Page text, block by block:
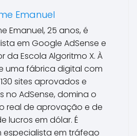
Emanuel
Emanuel, 25 anos, é
em Google AdSense e
da Escola Algoritmo X. À
uma fábrica digital com
sites aprovados e
no AdSense, domina o
real de aprovação e de
lucros em dólar. É
especialista em tráfego